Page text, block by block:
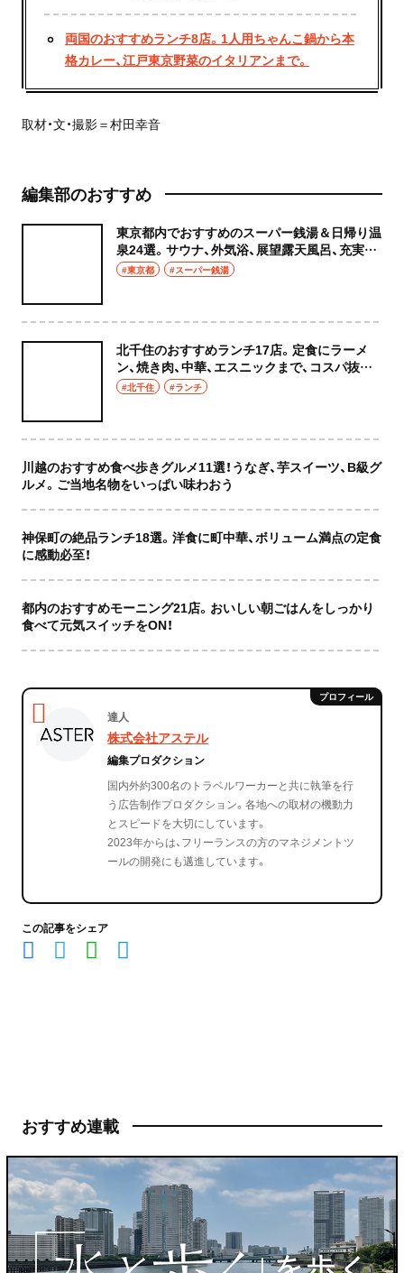
両国のおすすめランチ8店。1人用ちゃんこ鍋から本
格カレー、江戸東京野菜のイタリアンまで。
取材・文・撮影＝村田幸音
編集部のおすすめ
東京都内でおすすめのスーパー銭湯＆日帰り温
泉24選。サウナ、外気浴、展望露天風呂、充実の
癒やし空間へ
#東京都 #スーパー銭湯
北千住のおすすめランチ17店。定食にラーメ
ン、焼き肉、中華、エスニックまで、コスパ抜群
な店もおしゃれな店も網羅してご紹介！
#北千住 #ランチ
川越のおすすめ食べ歩きグルメ11選！うなぎ、芋スイーツ、B級グ
ルメ。ご当地名物をいっぱい味わおう
神保町の絶品ランチ18選。洋食に町中華、ボリューム満点の定食
に感動必至！
都内のおすすめモーニング21店。おいしい朝ごはんをしっかり
食べて元気スイッチをON！
達人
株式会社アステル
編集プロダクション
国内外約300名のトラベルワーカーと共に執筆を行
う広告制作プロダクション。各地への取材の機動力
とスピードを大切にしています。
2023年からは、フリーランスの方のマネジメントツ
ールの開発にも邁進しています。
この記事をシェア
おすすめ連載